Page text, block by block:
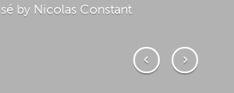
by Nicolas Constant
by Nicolas Constant